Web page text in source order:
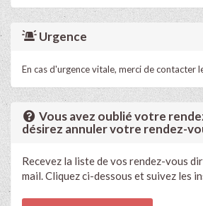
Urgence
En cas d'urgence vitale, merci de contacter
Vous avez oublié votre
désirez annuler votre rendez-
Recevez la liste de vos rendez-vous
mail. Cliquez ci-dessous et suivez les